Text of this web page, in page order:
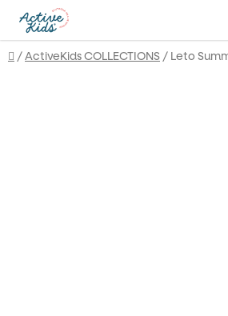
obsah
Domov
/ActiveKids COLLECTIONS/ Leto